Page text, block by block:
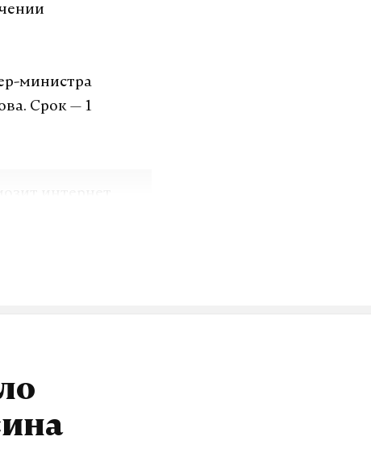
министра
Срок — 1
интернет.